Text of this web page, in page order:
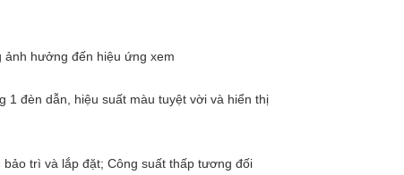
ảnh hưởng đến hiệu ứng xem
1 đèn dẫn, hiệu suất màu tuyệt vời và hiển thị
trì và lắp đặt; Công suất thấp tương đối